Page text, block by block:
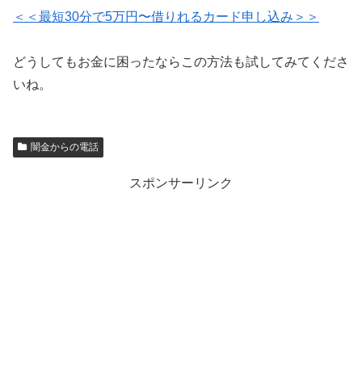
＜＜最短30分で5万円〜借りれるカード申し込み＞＞
どうしてもお金に困ったならこの方法も試してみてくださ
いね。
闇金からの電話
スポンサーリンク